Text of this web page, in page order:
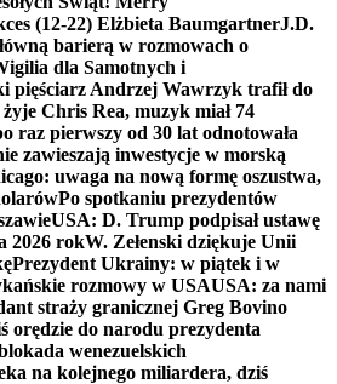
(12-22) Elżbieta BaumgartnerJ.D.
barierą w rozmowach o
dla Samotnych i
pięściarz Andrzej Wawrzyk trafił do
Chris Rea, muzyk miał 74
raz pierwszy od 30 lat odnotowała
zawieszają inwestycje w morską
uwaga na nową formę oszustwa,
Po spotkaniu prezydentów
USA: D. Trump podpisał ustawę
2026 rokW. Zełenski dziękuje Unii
Prezydent Ukrainy: w piątek i w
rozmowy w USAUSA: za nami
straży granicznej Greg Bovino
orędzie do narodu prezydenta
wenezuelskich
na kolejnego miliardera, dziś